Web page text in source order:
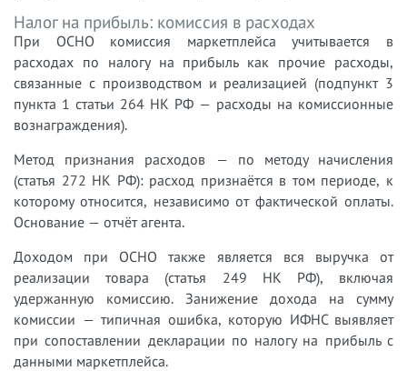
Налог на прибыль: комиссия в расходах
При ОСНО комиссия маркетплейса учитывается в
расходах по налогу на прибыль как прочие расходы,
связанные с производством и реализацией (подпункт 3
пункта 1 статьи 264 НК РФ — расходы на комиссионные
вознаграждения).
Метод признания расходов — по методу начисления
(статья 272 НК РФ): расход признаётся в том периоде, к
которому относится, независимо от фактической оплаты.
Основание — отчёт агента.
Доходом при ОСНО также является вся выручка от
реализации товара (статья 249 НК РФ), включая
удержанную комиссию. Занижение дохода на сумму
комиссии — типичная ошибка, которую ИФНС выявляет
при сопоставлении декларации по налогу на прибыль с
данными маркетплейса.